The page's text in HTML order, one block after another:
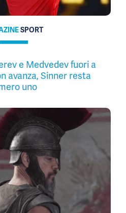
SPORT
e Medvedev fuori a
avanza, Sinner resta
uno